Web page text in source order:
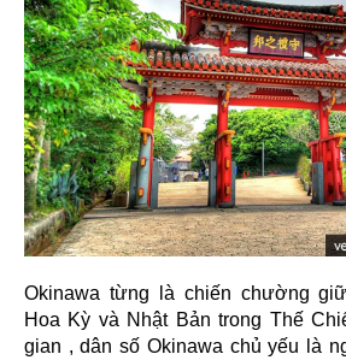
Okinawa từng là chiến chường
Hoa Kỳ và Nhật Bản trong Thế
gian , dân số Okinawa chủ yếu là